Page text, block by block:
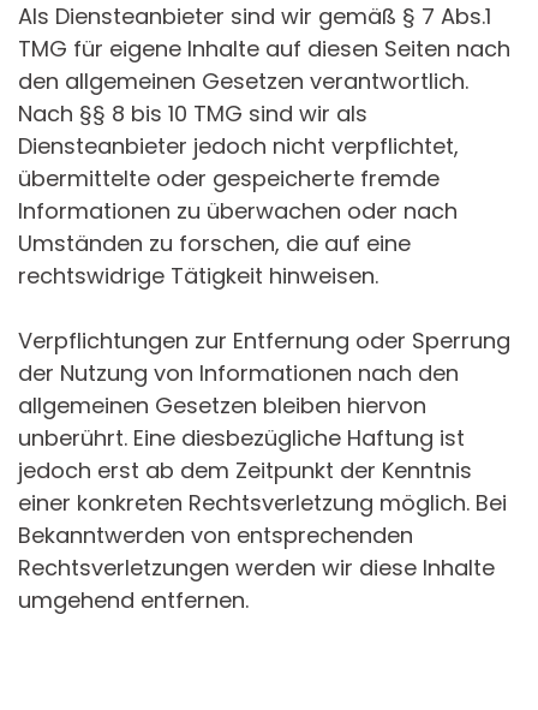
Als Diensteanbieter sind wir gemäß § 7 Abs.1
TMG für eigene Inhalte auf diesen Seiten nach
den allgemeinen Gesetzen verantwortlich.
Nach §§ 8 bis 10 TMG sind wir als
Diensteanbieter jedoch nicht verpflichtet,
übermittelte oder gespeicherte fremde
Informationen zu überwachen oder nach
Umständen zu forschen, die auf eine
rechtswidrige Tätigkeit hinweisen.
Verpflichtungen zur Entfernung oder Sperrung
der Nutzung von Informationen nach den
allgemeinen Gesetzen bleiben hiervon
unberührt. Eine diesbezügliche Haftung ist
jedoch erst ab dem Zeitpunkt der Kenntnis
einer konkreten Rechtsverletzung möglich. Bei
Bekanntwerden von entsprechenden
Rechtsverletzungen werden wir diese Inhalte
umgehend entfernen.